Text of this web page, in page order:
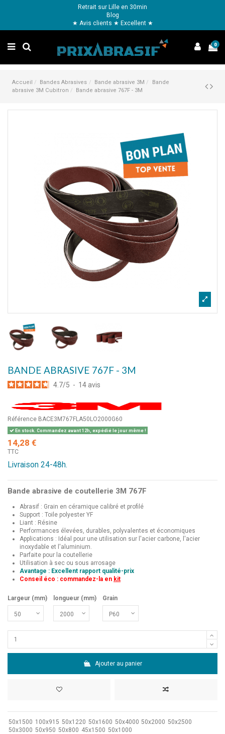
Retrait sur Lille en 30min
Blog
★ Avis clients ★ Excellent ★
0
Accueil Bandes Abrasives Bande abrasive 3M
Bande
abrasive 3M Cubitron
Bande abrasive 767F - 3M
BANDE ABRASIVE 767F - 3M
4.7/5 - 14 avis
Référence BACE3M767FLA50LO2000G60
En stock. Commandez avant 12h, expédié le jour même !
14,28 €
TTC
Livraison 24-48h.
Bande abrasive de coutellerie 3M 767F
Abrasif : Grain en céramique calibré et profilé
Support : Toile polyester YF
Liant : Résine
Performances élevées, durables, polyvalentes et économiques
Applications : Idéal pour une utilisation sur l'acier carbone, l'acier
inoxydable et l'aluminium.
Parfaite pour la coutellerie
Utilisation à sec ou sous arrosage
Avantage : Excellent rapport qualité-prix
Conseil éco : commandez-la en kit
Largeur (mm) longueur (mm) Grain
Ajouter au panier
50x1500 100x915 50x1220 50x1600 50x4000 50x2000 50x2500
50x3000 50x950 50x800 45x1500 50x1000